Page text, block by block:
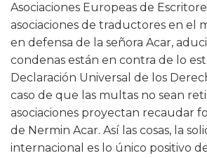
Asociaciones Europeas de
asociaciones de traductores en el
en defensa de la señora Acar,
condenas están en contra de lo
Declaración Universal de los
caso de que las multas no sean
asociaciones proyectan recaudar
de Nermin Acar. Así las cosas, la
internacional es lo único positivo